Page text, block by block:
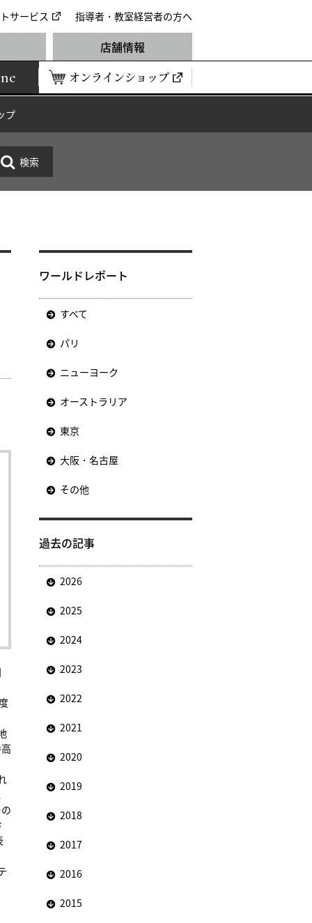
サービス 指導者・教室経営者の方へ
オンラインショップ
店舗情報
プ
ワールドレポート
すべて
パリ
ニューヨーク
オーストラリア
東京
大阪・名古屋
その他
過去の記事
2026
2025
2024
2023
2022
2021
2020
2019
2018
2017
2016
2015